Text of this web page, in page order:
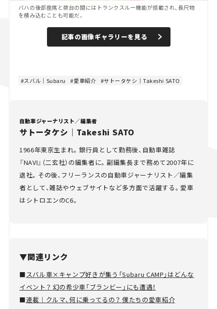
バハの後部座席と荷台の間にはトランクスルー機能が搭載され、長尺物
を積み込むことも可能だ。
記事の画像ギャラリーを見る
スバル｜Subaru 愛車紹介 サトータケシ｜Takeshi SATO
自動車ジャーナリスト／編集者
サトータケシ｜Takeshi SATO
1966年東京生まれ。銀行員として勤務後、自動車雑誌
『NAVI』（二玄社）の編集者に。副編集長まで務めて2007年に
退社。その後、フリーランスの自動車ジャーナリスト／編集
者として、雑誌やウェブサイトなど多方面で活躍する。愛車
はシトロエンのC6。
▼関連リンク
■スバル車×キャンプ好きが集う「Subaru CAMP」はどんな
イベント？ 幻の希少車「ブランビー」にも遭遇！
■連載｜クルマ、何に乗ってるの？ 僕たちの愛車紹介